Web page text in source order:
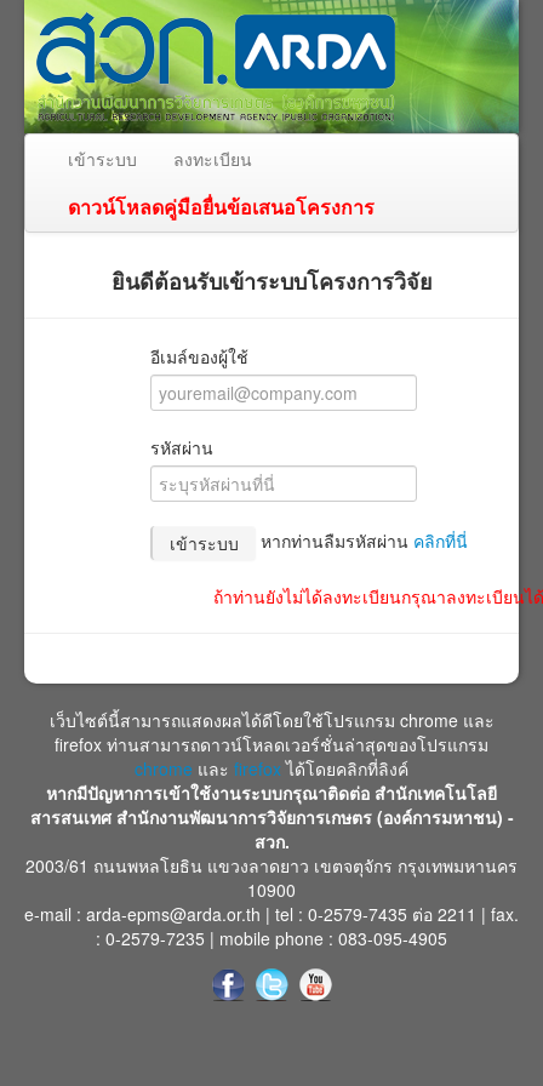
เข้าระบบ ลงทะเบียน
ดาวน์โหลดคู่มือยื่นข้อเสนอโครงการ
ยินดีต้อนรับเข้าระบบโครงการวิจัย
อีเมล์ของผู้ใช้
รหัสผ่าน
หากท่านลืมรหัสผ่าน คลิกที่นี่
ถ้าท่านยังไม่ได้ลงทะเบียนกรุณาลงทะเบียนไ
เว็บไซต์นี้สามารถแสดงผลได้ดีโดยใช้โปรแกรม chrome และ
firefox ท่านสามารถดาวน์โหลดเวอร์ชั่นล่าสุดของโปรแกรม
chrome และ firefoxได้โดยคลิกที่ลิงค์
หากมีปัญหาการเข้าใช้งานระบบกรุณาติดต่อ สำนักเทคโนโลยี
สารสนเทศ สำนักงานพัฒนาการวิจัยการเกษตร (องค์การมหาชน) -
สวก.
2003/61 ถนนพหลโยธิน แขวงลาดยาว เขตจตุจักร กรุงเทพมหานคร
10900
e-mail : arda-epms@arda.or.th | tel : 0-2579-7435 ต่อ 2211 | fax.
: 0-2579-7235 | mobile phone : 083-095-4905